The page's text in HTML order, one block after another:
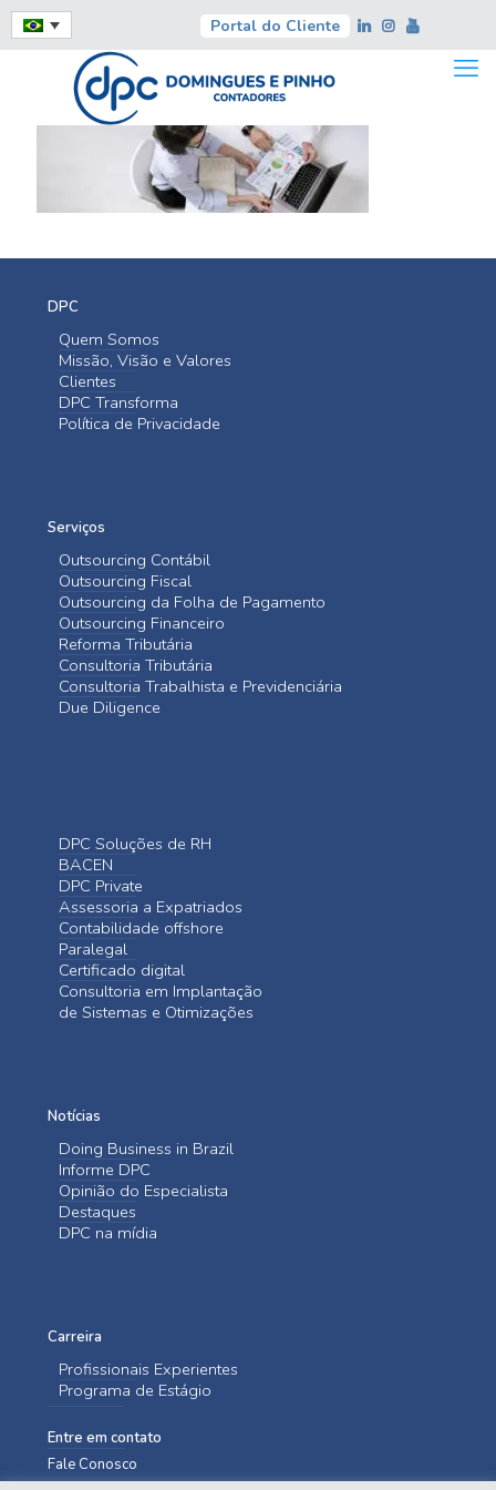
Portal do Cliente
DPC
Quem Somos
Missão, Visão e Valores
Clientes
DPC Transforma
Política de Privacidade
Serviços
Outsourcing Contábil
Outsourcing Fiscal
Outsourcing da Folha de Pagamento
Outsourcing Financeiro
Reforma Tributária
Consultoria Tributária
Consultoria Trabalhista e Previdenciária
Due Diligence
DPC Soluções de RH
BACEN
DPC Private
Assessoria a Expatriados
Contabilidade offshore
Paralegal
Certificado digital
Consultoria em Implantação
de Sistemas e Otimizações
Notícias
Doing Business in Brazil
Informe DPC
Opinião do Especialista
Destaques
DPC na mídia
Carreira
Profissionais Experientes
Programa de Estágio
Entre em contato
Fale Conosco